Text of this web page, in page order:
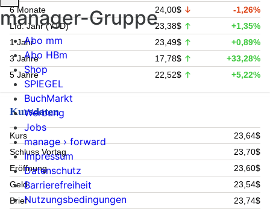
6 Monate
24,00$
-1,26%
Lfd. Jahr (YTD)
23,38$
+1,35%
1 Jahr
23,49$
+0,89%
3 Jahre
17,78$
+33,28%
5 Jahre
22,52$ +5,22%
Kursdaten
Kurs
23,64$
Schluss Vortag
23,70$
Eröffnung
23,60$
Geld
23,54$
Brief
23,74$
manager-Gruppe
Abo mm
Abo HBm
Shop
SPIEGEL
BuchMarkt
Werbung
Jobs
manage › forward
Impressum
Datenschutz
Barrierefreiheit
Nutzungsbedingungen